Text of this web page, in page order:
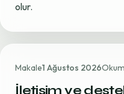
olur.
Makale1 Ağustos 2026
İletişim ve